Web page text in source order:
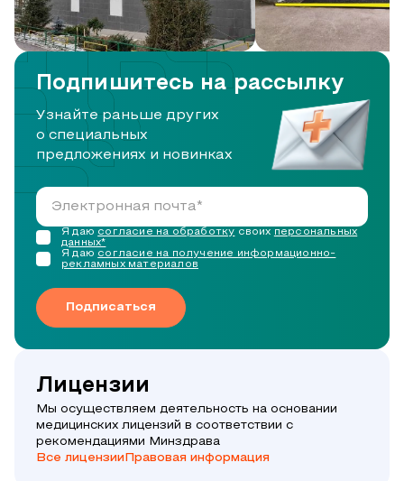
Подпишитесь на рассылку
Узнайте раньше других
о специальных
предложениях и новинках
Подписаться
Я даю согласие на обработку своих персональных
данных*
Я даю согласие на получение информационно-
рекламных материалов
Лицензии
Мы осуществляем деятельность на основании
медицинских лицензий в соответствии с
рекомендациями Минздрава
Все лицензии Правовая информация